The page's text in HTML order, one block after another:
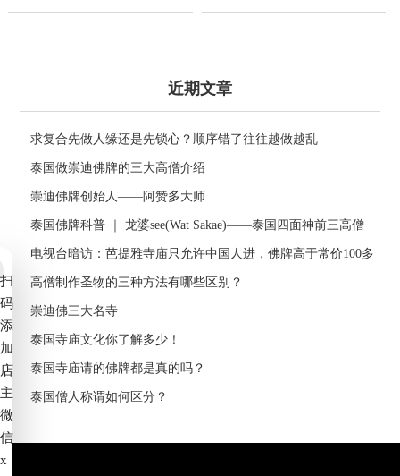
近期文章
求复合先做人缘还是先锁心？顺序错了往往越做越乱
泰国做崇迪佛牌的三大高僧介绍
崇迪佛牌创始人——阿赞多大师
泰国佛牌科普 ｜ 龙婆see(Wat Sakae)——泰国四面神前三高僧
电视台暗访：芭提雅寺庙只允许中国人进，佛牌高于常价100多
倍！
高僧制作圣物的三种方法有哪些区别？
崇迪佛三大名寺
泰国寺庙文化你了解多少！
泰国寺庙请的佛牌都是真的吗？
泰国僧人称谓如何区分？
扫
码
添
加
店
主
微
信
x